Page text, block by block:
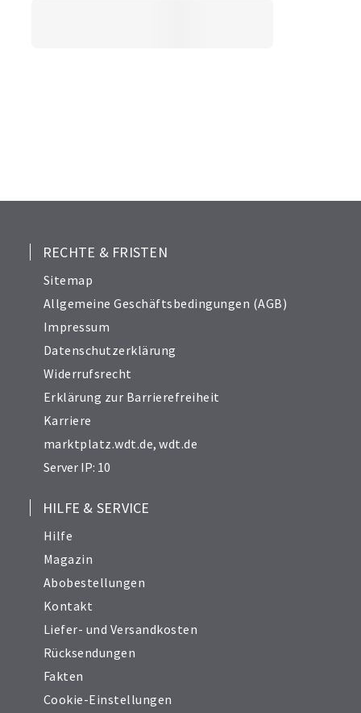
RECHTE & FRISTEN
Sitemap
Allgemeine Geschäftsbedingungen (AGB)
Impressum
Datenschutzerklärung
Widerrufsrecht
Erklärung zur Barrierefreiheit
Karriere
marktplatz.wdt.de,wdt.de
Server IP: 10
HILFE & SERVICE
Hilfe
Magazin
Abobestellungen
Kontakt
Liefer- und Versandkosten
Rücksendungen
Fakten
Cookie-Einstellungen